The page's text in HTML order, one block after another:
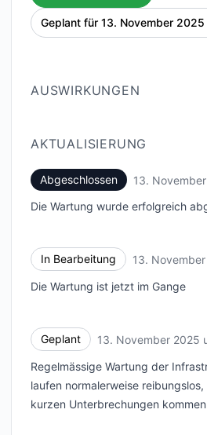
Geplant für 13. November
AUSWIRKUNGEN
AKTUALISIERUNG
Abgeschlossen 13.
Die Wartung wurde erfolgreich
In Bearbeitung 13.
Die Wartung ist jetzt im Gange
Geplant 13. November 2025
Regelmässige Wartung der
laufen normalerweise
kurzen Unterbrechungen